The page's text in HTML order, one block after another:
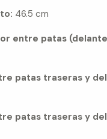
46.5 cm
entre patas
patas traseras y
patas traseras y